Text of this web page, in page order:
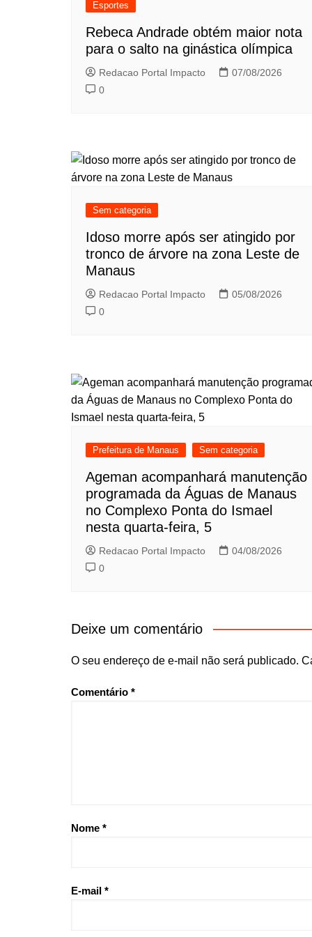
Esportes
Rebeca Andrade obtém maior nota
para o salto na ginástica olímpica
Redacao Portal Impacto
07/08/2026
0
Sem categoria
Idoso morre após ser atingido por
tronco de árvore na zona Leste de
Manaus
Redacao Portal Impacto
05/08/2026
0
Prefeitura de Manaus Sem categoria
Ageman acompanhará manutenção
programada da Águas de Manaus
no Complexo Ponta do Ismael
nesta quarta-feira, 5
Redacao Portal Impacto
04/08/2026
0
Deixe um comentário
O seu endereço de e-mail não será publicado.
Comentário *
Nome *
E-mail *